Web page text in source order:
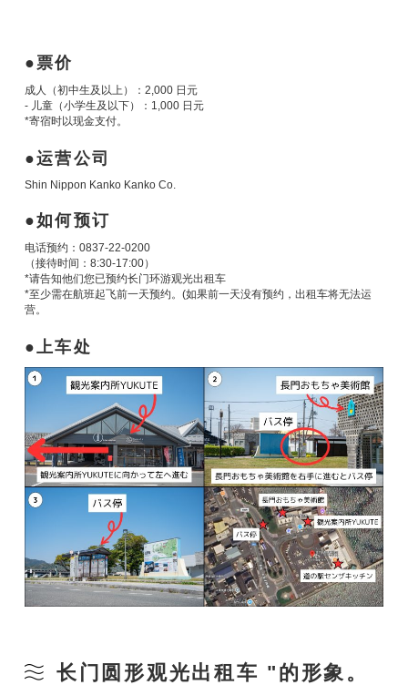
票价
成人（初中生及以上）：2,000 日元
- 儿童（小学生及以下）：1,000 日元
*寄宿时以现金支付。
运营公司
Shin Nippon Kanko Kanko Co.
如何预订
电话预约：0837-22-0200
（接待时间：8:30-17:00）
*请告知他们您已预约长门环游观光出租车
*至少需在航班起飞前一天预约。(如果前一天没有预约，出租车将无法运
营。
上车处
长门圆形观光出租车 "的形象。